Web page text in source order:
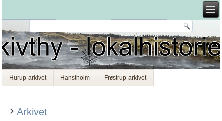
Hurup-arkivet Hanstholm Frøstrup-arkivet
Arkivet